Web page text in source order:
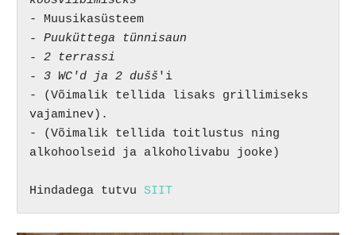
- Muusikasüsteem
- Puuküttega tünnisaun
- 2 terrassi
- 3 WC'd ja 2 dušš 'i
- (Võimalik tellida lisaks grillimiseks
vajaminev).
- (Võimalik tellida toitlustus ning
alkohoolseid ja alkoholivabu jooke)
Hindadega tutvu SIIT